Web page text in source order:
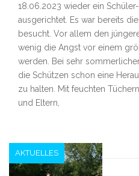
18.06.2023 wieder ein
ausgerichtet. Es war bereits
besucht. Vor allem den
wenig die Angst vor einem
werden. Bei sehr
die Schützen schon eine
zu halten. Mit feuchten
und Eltern,
AKTUELLES